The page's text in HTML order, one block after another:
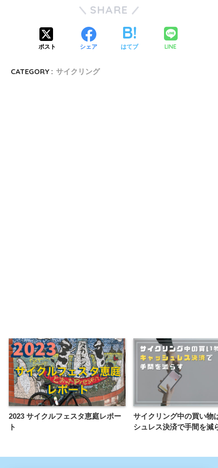
SHARE
ポスト シェア はてブ LINE
CATEGORY : サイクリング
2023 サイクルフェスタ恵庭レポー
ト
サイクリング中の買い物
シュレス決済で手間を減